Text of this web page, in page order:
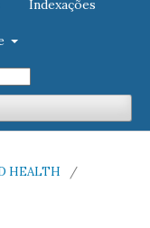
Indexações
HEALTH
/